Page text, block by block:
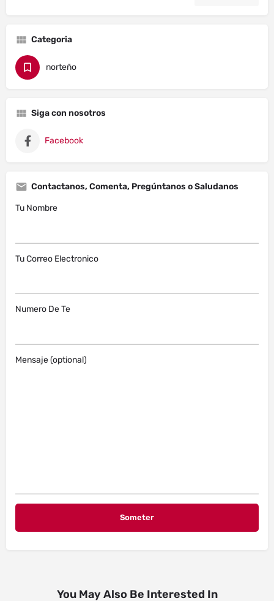
Categoria
norteño
Siga con nosotros
Facebook
Contactanos, Comenta, Pregúntanos o Saludanos
Tu Nombre
Tu Correo Electronico
Numero De Te
Mensaje (optional)
You May Also Be Interested In